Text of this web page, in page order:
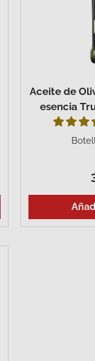
Aceite de
esencia